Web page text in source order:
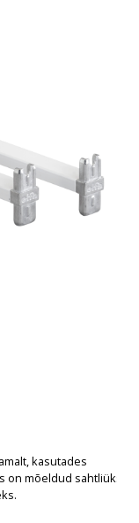
kasutades
on mõeldud